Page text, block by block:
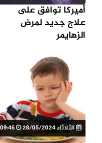
أميركا توافق على
علاج جديد لمرض
الزهايمر
الثلاثاء 28/05/2024 09:46